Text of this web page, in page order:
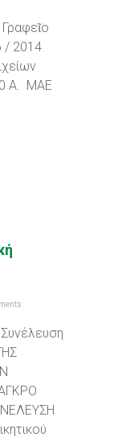
/ 2014
Α. ΜΑΕ